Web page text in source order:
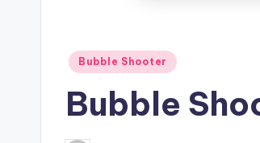
Posted
Bubble Shooter
Bubble